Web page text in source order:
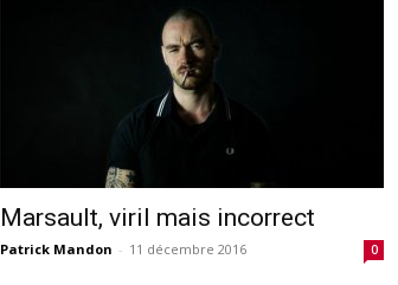
Marsault, viril mais incorrect
Patrick Mandon - 11 décembre 2016 0